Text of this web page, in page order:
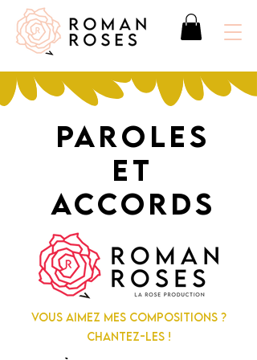
PAROLES
ET
ACCORDS
VOUS AIMEZ MES COMPOSITIONS ?
CHANTEZ-LES !